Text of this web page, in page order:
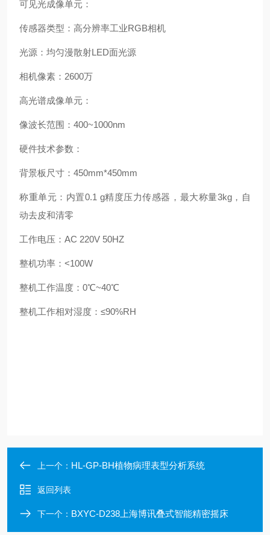
可见光成像单元：
传感器类型：高分辨率工业RGB相机
光源：均匀漫散射LED面光源
相机像素：2600万
高光谱成像单元：
像波长范围：400~1000nm
硬件技术参数：
背景板尺寸：450mm*450mm
称重单元：内置0.1 g精度压力传感器， 最大称量3kg，自
动去皮和清零
工作电压：AC 220V 50HZ
整机功率：<100W
整机工作温度：0℃~40℃
整机工作相对湿度：≤90%RH
上一个： HL-GP-BH植物病理表型分析系统
返回列表
下一个： BXYC-D238上海博讯叠式智能精密摇床